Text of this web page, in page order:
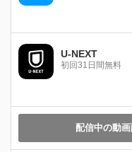
U-NEXT
初回31日間無料
配信中の動